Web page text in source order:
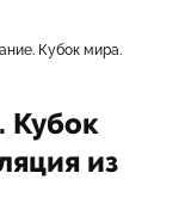
Кубок мира.
Кубок
из